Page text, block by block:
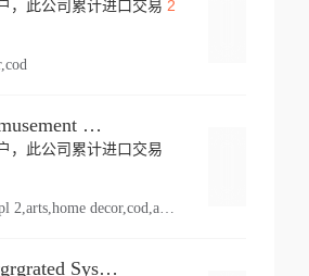
，此公司累计进口交易 2
Knoebels Amusement Resort
，此公司累计进口交易
vehicle,pl 2,arts,home decor,cod,amusement ride,sea
Duetto Intergrgrated Systems Inc.